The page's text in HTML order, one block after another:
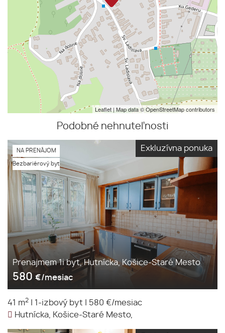
Leaflet | Map data ©OpenStreetMapcontributors
Podobné nehnuteľnosti
Exkluzívna ponuka
NA PRENÁJOM
Bezbariérový byt
Prenajmem 1i byt, Hutnícka, Košice-Staré Mesto
580 €/mesiac
41 m2 1-izbový byt
580 €/mesiac
Hutnícka, Košice-Staré Mesto,